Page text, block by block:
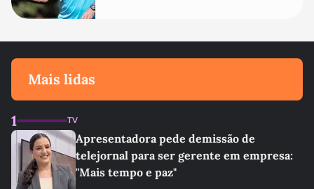
Mais lidas
1 TV
Apresentadora pede demissão de
telejornal para ser gerente em empresa:
"Mais tempo e paz"